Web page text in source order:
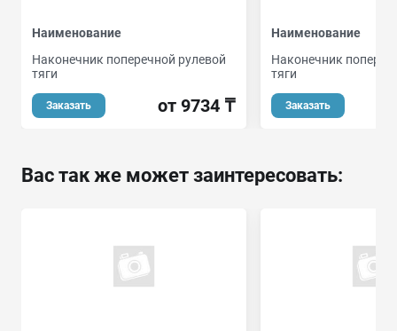
Наименование
Наконечник поперечной рулевой
тяги
Заказать от 9734 ₸
Наименование
Наконечник
тяги
Заказать
Вас так же может заинтересовать: